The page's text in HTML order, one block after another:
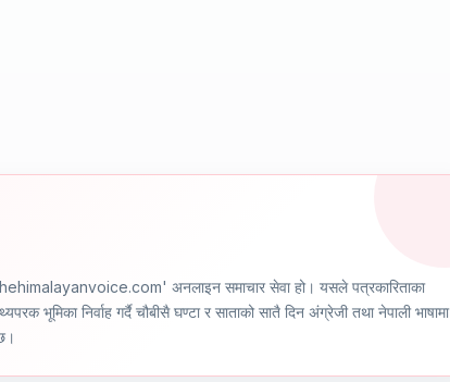
अनलाइन समाचार सेवा हो। यसले पत्रकारिताका
भूमिका निर्वाह गर्दै चौबीसै घण्टा र साताको सातै दिन अंग्रेजी तथा नेपाली भाषामा